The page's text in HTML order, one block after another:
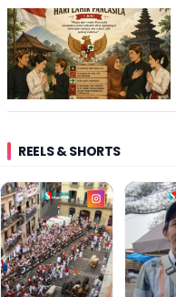
REELS & SHORTS